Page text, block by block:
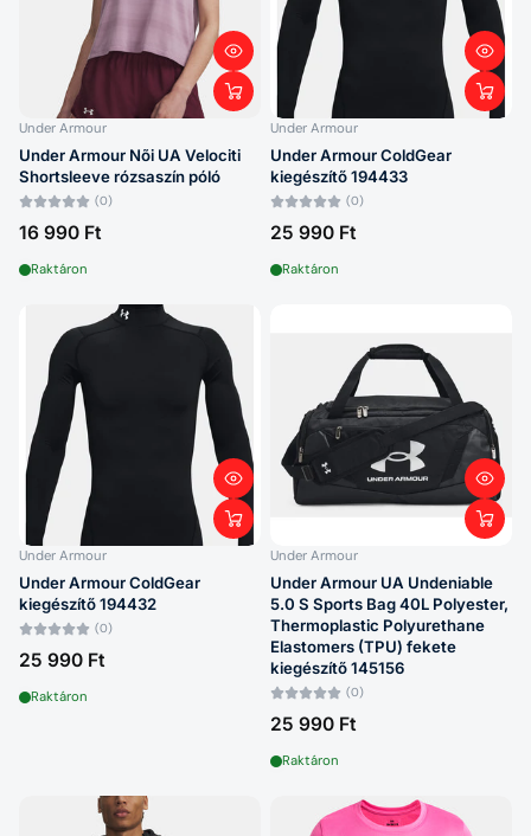
Alphabetically, A-Z
Alphabetically, Z-A
Price, low to high
Price, high to low
Under Armour
Under Armour Nõi UA Velociti
Shortsleeve rózsaszín póló
(0)
16 990 Ft
Raktáron
Under Armour
Under Armour ColdGear
kiegészítő 194433
(0)
25 990 Ft
Raktáron
Under Armour
Under Armour ColdGear
kiegészítő 194432
(0)
25 990 Ft
Raktáron
Under Armour
Under Armour UA Undeniable
5.0 S Sports Bag 40L Polyester,
Thermoplastic Polyurethane
Elastomers (TPU) fekete
kiegészítő 145156
(0)
25 990 Ft
Raktáron